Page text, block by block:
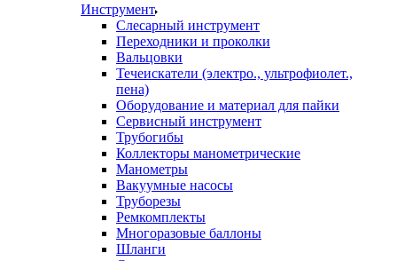
Инструмент
Слесарный инструмент
Переходники и проколки
Вальцовки
Течеискатели (электро., ультрофиолет.,
пена)
Оборудование и материал для пайки
Сервисный инструмент
Трубогибы
Коллекторы манометрические
Манометры
Вакуумные насосы
Труборезы
Ремкомплекты
Многоразовые баллоны
Шланги